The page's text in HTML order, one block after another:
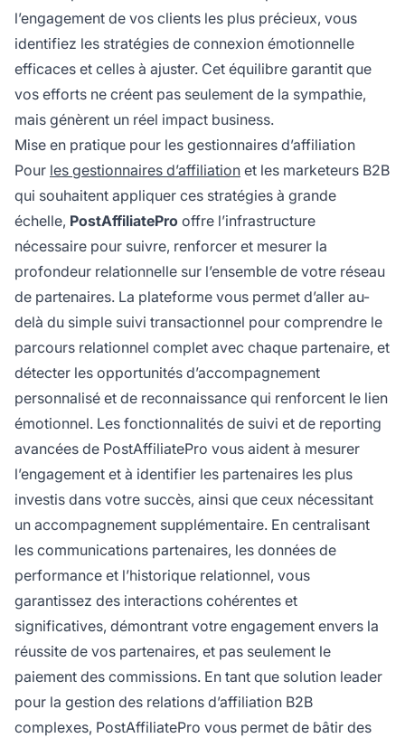
l’engagement de vos clients les plus précieux, vous
identifiez les stratégies de connexion émotionnelle
efficaces et celles à ajuster. Cet équilibre garantit que
vos efforts ne créent pas seulement de la sympathie,
mais génèrent un réel impact business.
Mise en pratique pour les gestionnaires d’affiliation
Pour les gestionnaires d’affiliation et les marketeurs B2B
qui souhaitent appliquer ces stratégies à grande
échelle, PostAffiliatePro offre l’infrastructure
nécessaire pour suivre, renforcer et mesurer la
profondeur relationnelle sur l’ensemble de votre réseau
de partenaires. La plateforme vous permet d’aller au-
delà du simple suivi transactionnel pour comprendre le
parcours relationnel complet avec chaque partenaire, et
détecter les opportunités d’accompagnement
personnalisé et de reconnaissance qui renforcent le lien
émotionnel. Les fonctionnalités de suivi et de reporting
avancées de PostAffiliatePro vous aident à mesurer
l’engagement et à identifier les partenaires les plus
investis dans votre succès, ainsi que ceux nécessitant
un accompagnement supplémentaire. En centralisant
les communications partenaires, les données de
performance et l’historique relationnel, vous
garantissez des interactions cohérentes et
significatives, démontrant votre engagement envers la
réussite de vos partenaires, et pas seulement le
paiement des commissions. En tant que solution leader
pour la gestion des relations d’affiliation B2B
complexes, PostAffiliatePro vous permet de bâtir des